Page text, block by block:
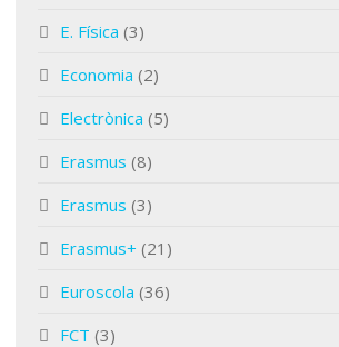
E. Física (3)
Economia (2)
Electrònica (5)
Erasmus (8)
Erasmus (3)
Erasmus+ (21)
Euroscola (36)
FCT (3)